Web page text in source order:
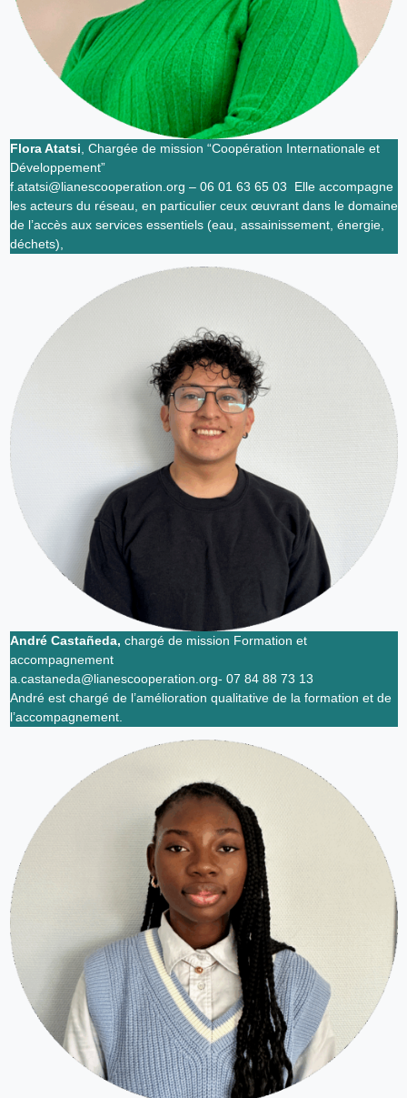
Flora Atatsi , Chargée de mission “Coopération Internationale et
Développement”
f.atatsi@lianescooperation.org – 06 01 63 65 03 Elle accompagne
les acteurs du réseau, en particulier ceux œuvrant dans le domaine
de l’accès aux services essentiels (eau, assainissement, énergie,
déchets),
André Castañeda, chargé de mission Formation et
accompagnement
a.castaneda@lianescooperation.org- 07 84 88 73 13
André est chargé de l’amélioration qualitative de la formation et de
l’accompagnement.